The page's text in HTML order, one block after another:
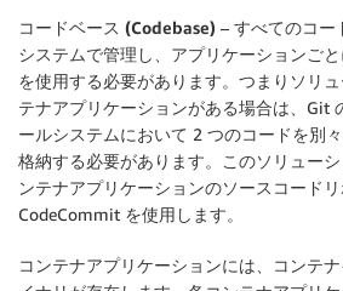
コードベース (Codebase) – すべてのコー
システムで管理し、アプリケーションご
を使用する必要があります。つまりソリ
テナアプリケーションがある場合は、Git
ールシステムにおいて 2 つのコードを別
格納する必要があります。このソリュー
ンテナアプリケーションのソースコード
CodeCommit を使用します。
コンテナアプリケーションには、コンテ